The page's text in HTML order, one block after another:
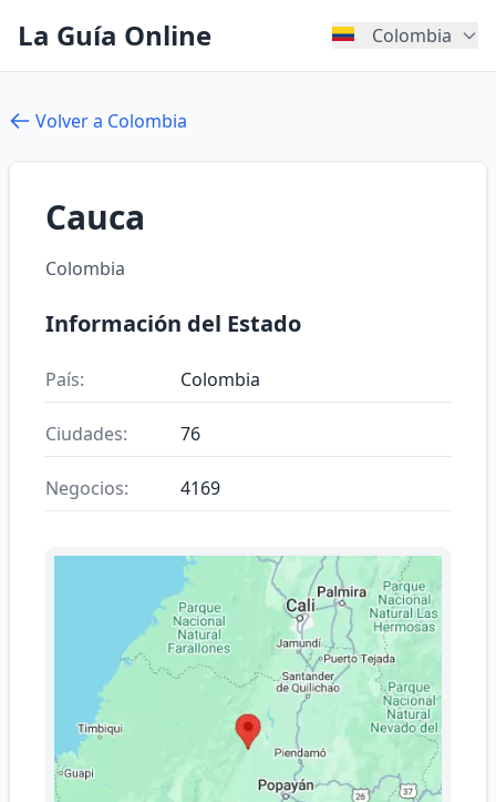
La Guía Online Colombia
Volver a Colombia
Cauca
Colombia
Información del Estado
País: Colombia
Ciudades: 76
Negocios: 4169